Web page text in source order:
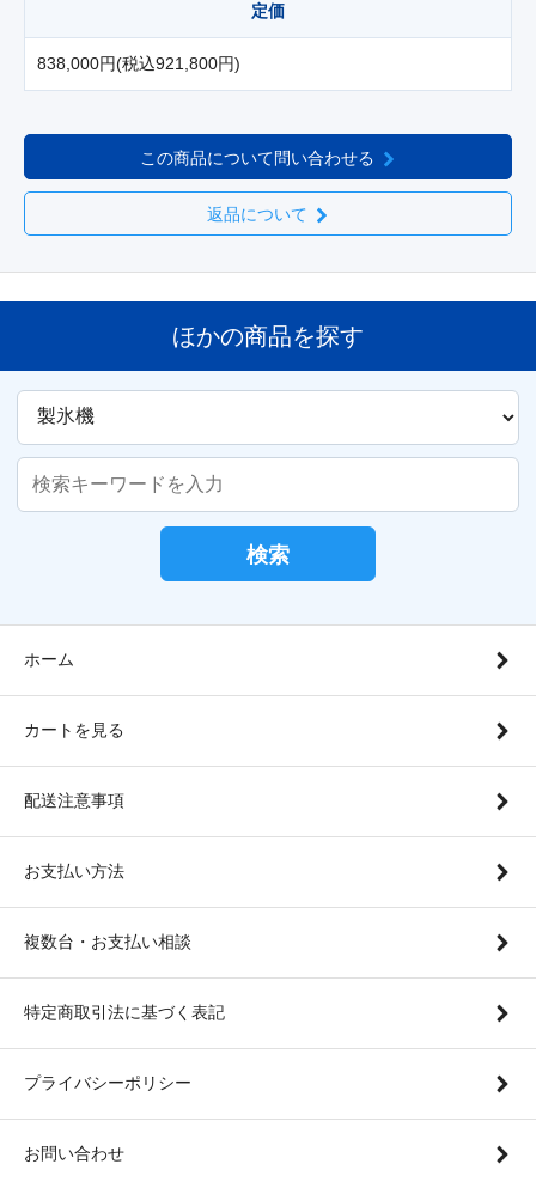
定価
838,000円(税込921,800円)
この商品について問い合わせる
返品について
ほかの商品を探す
検索
ホーム
カートを見る
配送注意事項
お支払い方法
複数台・お支払い相談
特定商取引法に基づく表記
プライバシーポリシー
お問い合わせ